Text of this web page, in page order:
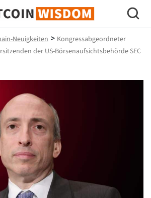
Bitcoin-Weisheit
Neuigkeiten > Kongressabgeordneter
der US-Börsenaufsichtsbehörde SEC